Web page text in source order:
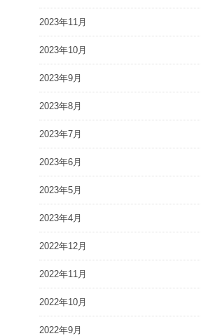
2023年11月
2023年10月
2023年9月
2023年8月
2023年7月
2023年6月
2023年5月
2023年4月
2022年12月
2022年11月
2022年10月
2022年9月